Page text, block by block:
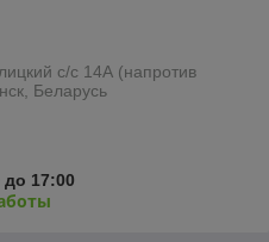
с/с 14А (напротив
Беларусь
до 17:00